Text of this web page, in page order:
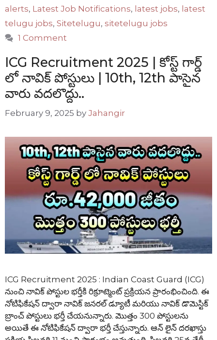
alerts, Latest Job Notifications, latest jobs, latest
telugu jobs, Sitetelugu, sitetelugu jobs
1 Comment
ICG Recruitment 2025 | కోస్ట్ గార్డ్
లో నావిక్ పోస్టులు | 10th, 12th పాసైన
వారు వదలొద్దు..
February 9, 2025 by Jahangir
ICG Recruitment 2025 : Indian Coast Guard (ICG)
నుంచి నావిక్ పోస్టుల భర్తీకి రిక్రూట్మెంట్ ప్రక్రియన ప్రారంభించింది. ఈ
నోటిఫికేషన్ ద్వారా నావిక్ జనరల్ డ్యూటీ మరియు నావిక్ డొమెస్టిక్
బ్రాంచ్ పోస్టులు భర్తీ చేయనున్నారు. మొత్తం 300 పోస్టులను
అయితే ఈ నోటిఫికేషన్ ద్వారా భర్తీ చేస్తున్నారు. ఆన్ లైన్ దరఖాస్తు